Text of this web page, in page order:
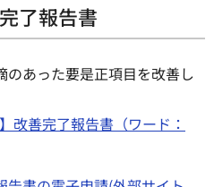
了報告書
あった要是正項目を改善し
改善完了報告書（ワード：